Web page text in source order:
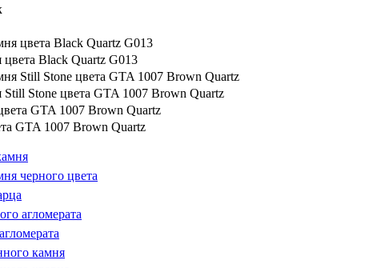
Black Quartz G013
Stone цвета GTA 1007 Brown Quartz
GTA 1007 Brown Quartz